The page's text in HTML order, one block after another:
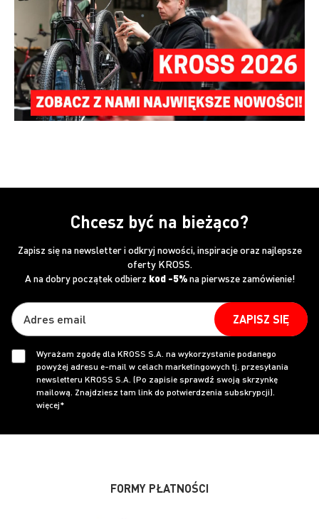
Chcesz być na bieżąco?
Zapisz się na newsletter i odkryj nowości, inspiracje oraz najlepsze
oferty KROSS.
A na dobry początek odbierz kod -5%na pierwsze zamówienie!
ZAPISZ SIĘ
Wyrażam zgodę dla KROSS S.A. na wykorzystanie podanego
powyżej adresu e-mail w celach marketingowych tj. przesyłania
newsletteru KROSS S.A. (Po zapisie sprawdź swoją skrzynkę
mailową. Znajdziesz tam link do potwierdzenia subskrypcji).
więcej*
FORMY PŁATNOŚCI